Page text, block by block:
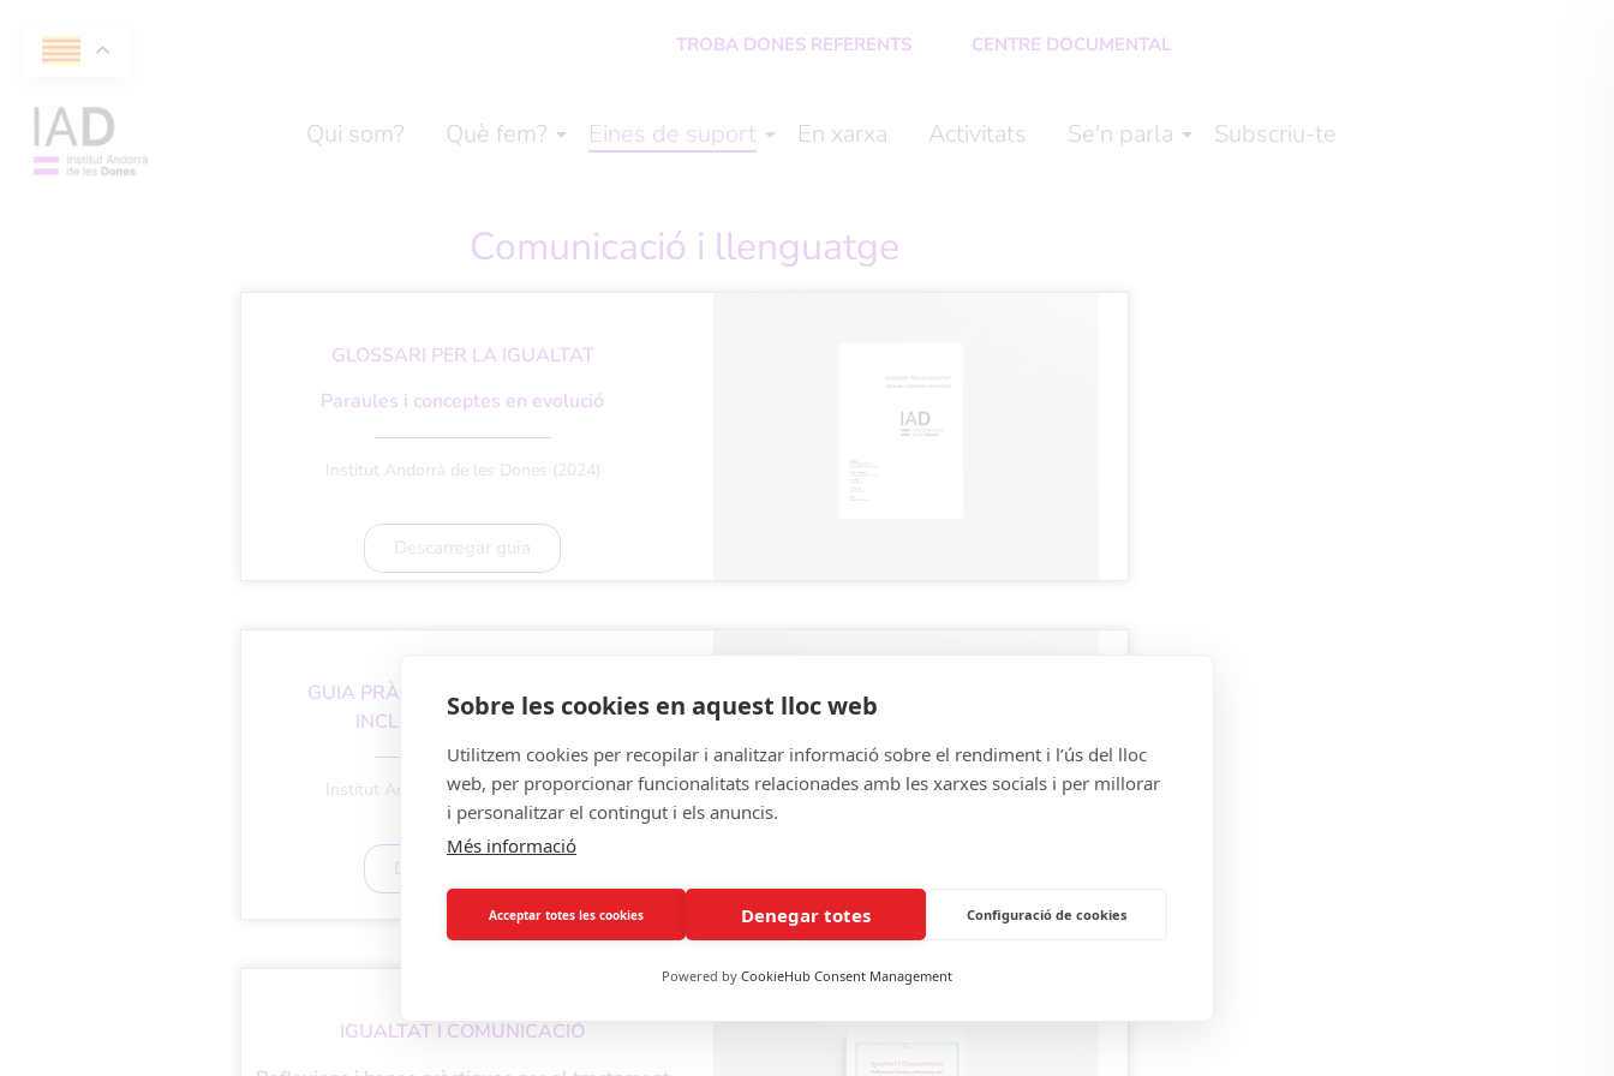
+376760 900 TROBA DONES REFERENTS CENTRE DOCUMENTAL
Qui som? Què fem? Eines de suport En xarxa Activitats Se'n parla Subscriu-te
Comunicació i llenguatge
GLOSSARI PER LA IGUALTAT
Paraules i conceptes en evolució
Institut Andorrà de les Dones (2024)
Descarregar guia
GUIA PRÀCTICA DE LLENGUATGE
INCLUSIU I NO SEXISTA
Institut Andorrà de les Dones (2023)
IGUALTAT I COMUNICACIÓ
Sobre les cookies en aquest lloc web
Utilitzem cookies per recopilar i analitzar informació sobre el rendiment i l’ús del lloc
web, per proporcionar funcionalitats relacionades amb les xarxes socials i per millorar
i personalitzar el contingut i els anuncis.
Més informació
Acceptar totes les cookies Denegar totes Configuració de cookies
Powered by CookieHub Consent Management